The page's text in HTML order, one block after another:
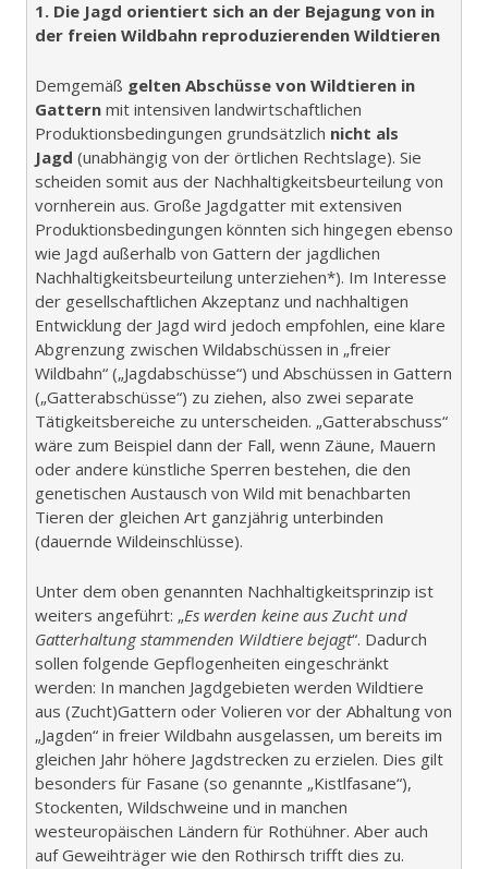
1. Die Jagd orientiert sich an der Bejagung von in
der freien Wildbahn reproduzierenden Wildtieren
Demgemäß gelten Abschüsse von Wildtieren in
Gattern mit intensiven landwirtschaftlichen
Produktionsbedingungen grundsätzlich nicht als
Jagd (unabhängig von der örtlichen Rechtslage). Sie
scheiden somit aus der Nachhaltigkeitsbeurteilung von
vornherein aus. Große Jagdgatter mit extensiven
Produktionsbedingungen könnten sich hingegen ebenso
wie Jagd außerhalb von Gattern der jagdlichen
Nachhaltigkeitsbeurteilung unterziehen*). Im Interesse
der gesellschaftlichen Akzeptanz und nachhaltigen
Entwicklung der Jagd wird jedoch empfohlen, eine klare
Abgrenzung zwischen Wildabschüssen in „freier
Wildbahn“ („Jagdabschüsse“) und Abschüssen in Gattern
(„Gatterabschüsse“) zu ziehen, also zwei separate
Tätigkeitsbereiche zu unterscheiden. „Gatterabschuss“
wäre zum Beispiel dann der Fall, wenn Zäune, Mauern
oder andere künstliche Sperren bestehen, die den
genetischen Austausch von Wild mit benachbarten
Tieren der gleichen Art ganzjährig unterbinden
(dauernde Wildeinschlüsse).
Unter dem oben genannten Nachhaltigkeitsprinzip ist
weiters angeführt: „Es werden keine aus Zucht und
Gatterhaltung stammenden Wildtiere bejagt“. Dadurch
sollen folgende Gepflogenheiten eingeschränkt
werden: In manchen Jagdgebieten werden Wildtiere
aus (Zucht)Gattern oder Volieren vor der Abhaltung von
„Jagden“ in freier Wildbahn ausgelassen, um bereits im
gleichen Jahr höhere Jagdstrecken zu erzielen. Dies gilt
besonders für Fasane (so genannte „Kistlfasane“),
Stockenten, Wildschweine und in manchen
westeuropäischen Ländern für Rothühner. Aber auch
auf Geweihträger wie den Rothirsch trifft dies zu.